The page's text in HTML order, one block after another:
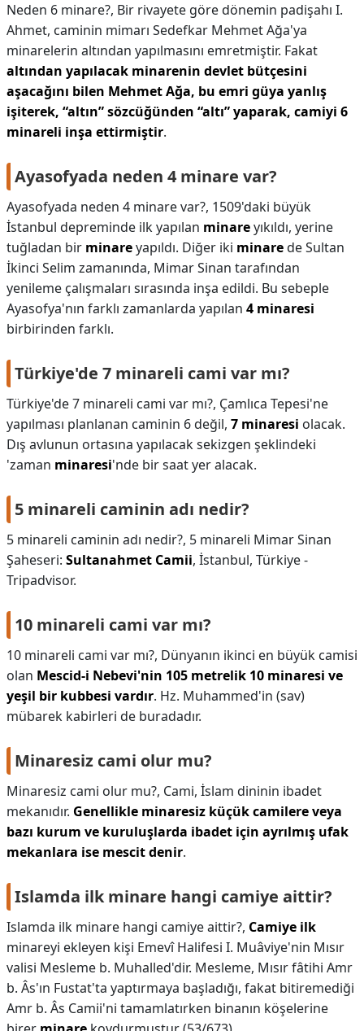
Neden 6 minare?, Bir rivayete göre dönemin padişahı I.
Ahmet, caminin mimarı Sedefkar Mehmet Ağa'ya
minarelerin altından yapılmasını emretmiştir. Fakat
altından yapılacak minarenin devlet bütçesini
aşacağını bilen Mehmet Ağa, bu emri güya yanlış
işiterek, “altın” sözcüğünden “altı” yaparak, camiyi 6
minareli inşa ettirmiştir.
Ayasofyada neden 4 minare var?
Ayasofyada neden 4 minare var?, 1509'daki büyük
İstanbul depreminde ilk yapılan minareyıkıldı, yerine
tuğladan bir minareyapıldı. Diğer iki minarede Sultan
İkinci Selim zamanında, Mimar Sinan tarafından
yenileme çalışmaları sırasında inşa edildi. Bu sebeple
Ayasofya'nın farklı zamanlarda yapılan 4 minaresi
birbirinden farklı.
Türkiye'de 7 minareli cami var mı?
Türkiye'de 7 minareli cami var mı?, Çamlıca Tepesi'ne
yapılması planlanan caminin 6 değil, 7 minaresi olacak.
Dış avlunun ortasına yapılacak sekizgen şeklindeki
'zaman minaresi'nde bir saat yer alacak.
5 minareli caminin adı nedir?
5 minareli caminin adı nedir?, 5 minareli Mimar Sinan
Şaheseri: Sultanahmet Camii, İstanbul, Türkiye -
Tripadvisor.
10 minareli cami var mı?
10 minareli cami var mı?, Dünyanın ikinci en büyük camisi
olan Mescid-i Nebevi'nin 105 metrelik 10 minaresi ve
yeşil bir kubbesi vardır. Hz. Muhammed'in (sav)
mübarek kabirleri de buradadır.
Minaresiz cami olur mu?
Minaresiz cami olur mu?, Cami, İslam dininin ibadet
mekanıdır. Genellikle minaresiz küçük camilere veya
bazı kurum ve kuruluşlarda ibadet için ayrılmış ufak
mekanlara ise mescit denir.
Islamda ilk minare hangi camiye aittir?
Islamda ilk minare hangi camiye aittir?, Camiye ilk
minareyi ekleyen kişi Emevî Halifesi I. Muâviye'nin Mısır
valisi Mesleme b. Muhalled'dir. Mesleme, Mısır fâtihi Amr
b. Âs'ın Fustat'ta yaptırmaya başladığı, fakat bitiremediği
Amr b. Âs Camii'ni tamamlatırken binanın köşelerine